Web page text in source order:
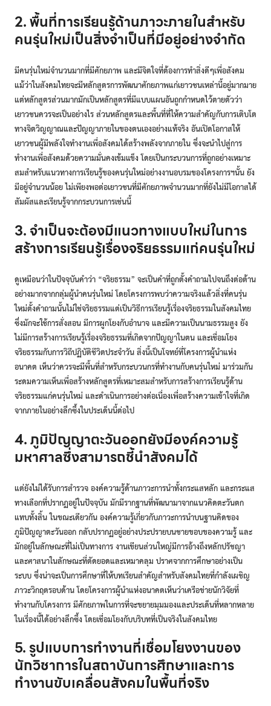
2. พื้นที่การเรียนรู้ด้านภาวะภายในสำหรับ
คนรุ่นใหม่เป็นสิ่งจำเป็นที่มีอยู่อย่างจำกัด
มีคนรุ่นใหม่จำนวนมากที่มีศักยภาพ และมีจิตใจที่ต้องการทำสิ่งดีๆเพื่อสังคม
แม้ว่าในสังคมไทยจะมีหลักสูตรการพัฒนาศักยภาพแก่เยาวชนเหล่านี้อยู่มากมาย
แต่หลักสูตรส่วนมากมักเป็นหลักสูตรที่มีแบบแผนอันถูกกำหนดไว้ตายตัวว่า
เยาวชนควรจะเป็นอย่างไร ส่วนหลักสูตรและพื้นที่ที่ให้ความสำคัญกับการเติบโต
ทางจิตวิญญาณและปัญญาภายในของตนเองอย่างแท้จริง อันเปิดโอกาสให้
เยาวชนผู้มีพลังใจทำงานเพื่อสังคมได้สร้างพลังจากภายใน ซึ่งจะนำไปสู่การ
ทำงานเพื่อสังคมด้วยความมั่นคงเข้มแข็ง โดยเป็นกระบวนการที่ถูกอย่างเหมาะ
สมสำหรับแนวทางการเรียนรู้ของคนรุ่นใหม่อย่างงานอบรมของโครงการฯนั้น ยัง
มีอยู่จำนวนน้อย ไม่เพียงพอต่อเยาวชนที่มีศักยภาพจำนวนมากที่ยังไม่มีโอกาสได้
สัมผัสและเรียนรู้จากกระบวนการเช่นนี้
3. จำเป็นจะต้องมีแนวทางแบบใหม่ในการ
สร้างการเรียนรู้เรื่องจริยธรรมแก่คนรุ่นใหม่
ดูเหมือนว่าในปัจจุบันคำว่า “จริยธรรม” จะเป็นคำที่ถูกตั้งคำถามไปจนถึงต่อต้าน
อย่างมากจากกลุ่มผู้นำคนรุ่นใหม่ โดยโครงการพบว่าความจริงแล้วสิ่งที่คนรุ่น
ใหม่ตั้งคำถามนั้นไม่ใช่จริยธรรมแต่เป็นวิธีการเรียนรู้เรื่องจริยธรรมในสังคมไทย
ซึ่งมักจะใช้การสั่งสอน มีการผูกโยงกับอำนาจ และมีความเป็นนามธรรมสูง ยัง
ไม่มีการสร้างการเรียนรู้เรื่องจริยธรรมที่เกิดจากปัญญาในตน และเชื่อมโยง
จริยธรรมกับการวิถีปฏิบัติชีวิตประจำวัน สิ่งนี้เป็นโจทย์ที่โครงการผู้นำแห่ง
อนาคต เห็นว่าควรจะมีพื้นที่สำหรับกระบวนกรที่ทำงานกับคนรุ่นใหม่ มาร่วมกัน
ระดมความเห็นเพื่อสร้างหลักสูตรที่เหมาะสมสำหรับการสร้างการเรียนรู้ด้าน
จริยธรรมแก่คนรุ่นใหม่ และดำเนินการอย่างต่อเนื่องเพื่อสร้างความเข้าใจที่เกิด
จากภายในอย่างลึกซึ้งในประเด็นนี้ต่อไป
4. ภูมิปัญญาตะวันออกยังมีองค์ความรู้
มหาศาลซึ่งสามารถชี้นำสังคมได้
แต่ยังไม่ได้รับการสำรวจ องค์ความรู้ด้านภาวะการนำทั้งกระแสหลัก และกระแส
ทางเลือกที่ปรากฏอยู่ในปัจจุบัน มักมีรากฐานที่พัฒนามาจากแนวคิดตะวันตก
แทบทั้งสิ้น ในขณะเดียวกัน องค์ความรู้เกี่ยวกับภาวะการนำบนฐานคิดของ
ภูมิปัญญาตะวันออก กลับปรากฏอยู่อย่างประปรายบนชายขอบของความรู้ และ
มักอยู่ในลักษณะที่ไม่เป็นทางการ งานเขียนส่วนใหญ่มีการอ้างถึงหลักปรัชญา
และศาสนาในลักษณะที่ตัดยอดและเหมาคลุม ปราศจากการศึกษาอย่างเป็น
ระบบ ซึ่งน่าจะเป็นการศึกษาที่ให้บทเรียนสำคัญสำหรับสังคมไทยที่กำลังเผชิญ
ภาวะวิกฤตรอบด้าน โดยโครงการผู้นำแห่งอนาคตเห็นว่าเครือข่ายนักวิจัยที่
ทำงานกับโครงการ มีศักยภาพในการที่จะขยายมุมมองและประเด็นที่หลากหลาย
ในเรื่องนี้ได้อย่างลึกซึ้ง โดยเชื่อมโยงกับบริบทที่เป็นจริงในสังคมไทย
5. รูปแบบการทำงานที่เชื่อมโยงงานของ
นักวิชาการในสถาบันการศึกษาและการ
ทำงานขับเคลื่อนสังคมในพื้นที่จริง